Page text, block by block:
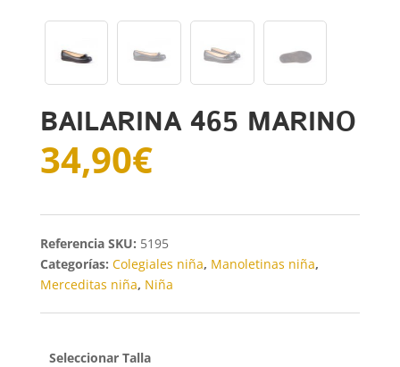
BAILARINA 465 MARINO
34,90€
Talla
SKU: 5195
Categorías: Colegiales niña, Manoletinas niña,
Merceditas niña, Niña